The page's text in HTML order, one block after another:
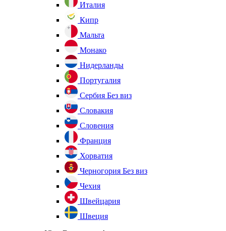
Италия
Кипр
Мальта
Монако
Нидерланды
Португалия
Сербия Без виз
Словакия
Словения
Франция
Хорватия
Черногория Без виз
Чехия
Швейцария
Швеция